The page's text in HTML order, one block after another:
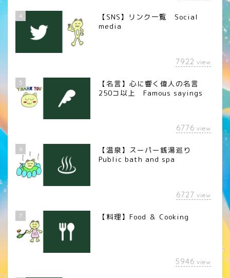
4
【SNS】リンク一覧 Social
media
7922 view
5
【名言】心に響く偉人の名言
250コ以上 Famous sayings
6776 view
6
【温泉】スーパー銭湯巡り
Public bath and spa
6727 view
7 【料理】Food ＆ Cooking
5946 view